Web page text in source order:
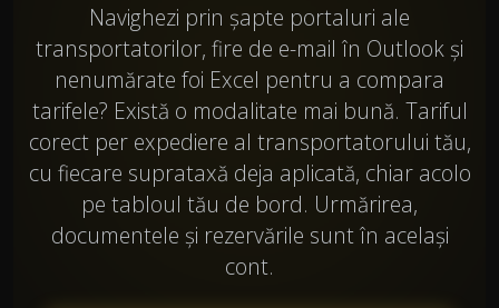
Navighezi prin șapte portaluri ale
transportatorilor, fire de e-mail în Outlook și
nenumărate foi Excel pentru a compara
tarifele? Există o modalitate mai bună. Tariful
corect per expediere al transportatorului tău,
cu fiecare suprataxă deja aplicată, chiar acolo
pe tabloul tău de bord. Urmărirea,
documentele și rezervările sunt în același
cont.